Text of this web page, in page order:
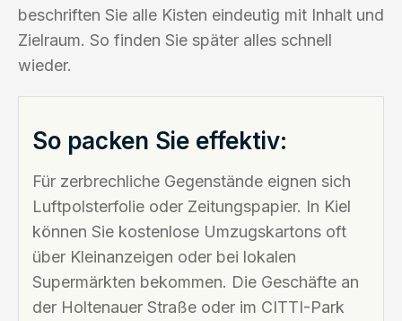
beschriften Sie alle Kisten eindeutig mit Inhalt und
Zielraum. So finden Sie später alles schnell
wieder.
So packen Sie effektiv:
Für zerbrechliche Gegenstände eignen sich
Luftpolsterfolie oder Zeitungspapier. In Kiel
können Sie kostenlose Umzugskartons oft
über Kleinanzeigen oder bei lokalen
Supermärkten bekommen. Die Geschäfte an
der Holtenauer Straße oder im CITTI-Park